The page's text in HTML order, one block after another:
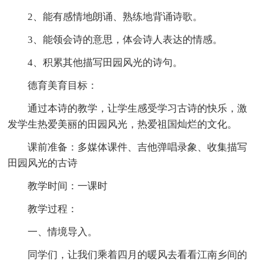
2、能有感情地朗诵、熟练地背诵诗歌。
3、能领会诗的意思，体会诗人表达的情感。
4、积累其他描写田园风光的诗句。
德育美育目标：
通过本诗的教学，让学生感受学习古诗的快乐，激
发学生热爱美丽的田园风光，热爱祖国灿烂的文化。
课前准备：多媒体课件、吉他弹唱录象、收集描写
田园风光的古诗
教学时间：一课时
教学过程：
一、情境导入。
同学们，让我们乘着四月的暖风去看看江南乡间的